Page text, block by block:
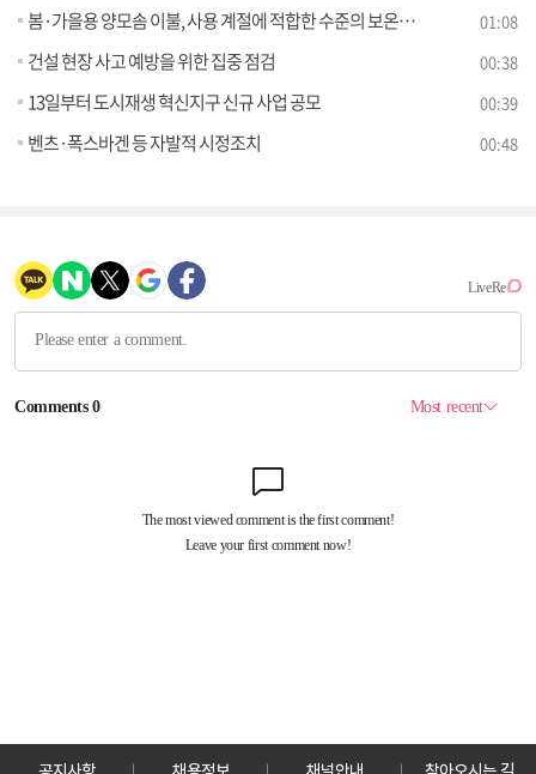
봄·가을용 양모솜 이불, 사용 계절에 적합한 수준의 보온성 갖춰 01:08
건설 현장 사고 예방을 위한 집중 점검 00:38
13일부터 도시재생 혁신지구 신규 사업 공모 00:39
벤츠·폭스바겐 등 자발적 시정조치 00:48